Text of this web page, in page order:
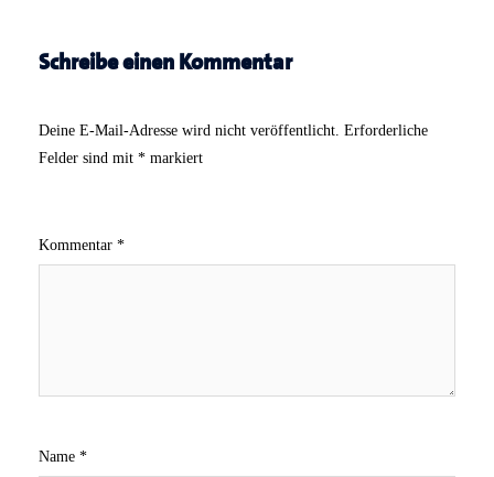
Schreibe einen Kommentar
Deine E-Mail-Adresse wird nicht veröffentlicht. Erforderliche
Felder sind mit * markiert
Kommentar *
Name *